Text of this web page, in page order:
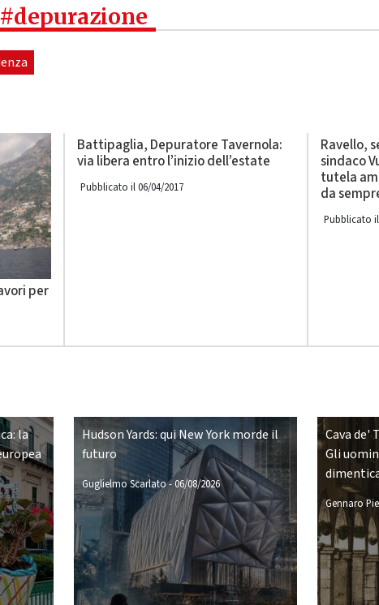
per
Battipaglia, Depuratore Tavernola:
via libera entro l’inizio dell’estate
Pubblicato il 06/04/2017
Ravello,
sindaco
tutela
da
Pubblicato
la
Hudson Yards: qui New York morde il
futuro
Guglielmo Scarlato-06/08/2026
Cava de'
Gli
Gennaro